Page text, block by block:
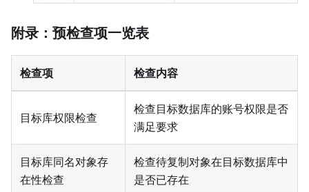
附录：预检查项一览表
检查项 检查内容
目标库权限检查
检查目标数据库的账号权限是否
满足要求
目标库同名对象存
在性检查
检查待复制对象在目标数据库中
是否已存在